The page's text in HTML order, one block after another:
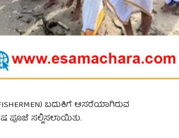
ಬದುಕಿಗೆ ಆಸರೆಯಾಗಿರುವ
ಪೂಜೆ ಸಲ್ಲಿಸಲಾಯಿತು.